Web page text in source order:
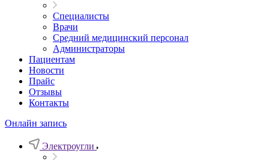
Специалисты
Врачи
Средний медицинский персонал
Администраторы
Пациентам
Новости
Прайс
Отзывы
Контакты
Онлайн запись
Электроугли